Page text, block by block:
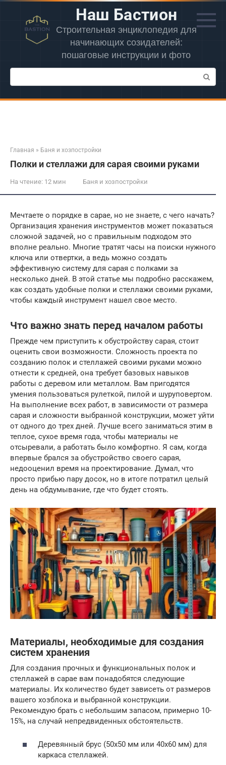
Перейти
контенту
Наш Бастион
Строительная энциклопедия для
начинающих созидателей:
пошаговые инструкции и фото
Поиск:
Главная » Баня и хозпостройки
Полки и стеллажи для сарая своими руками
На чтение: 12 мин Баня и хозпостройки
Мечтаете о порядке в сарае, но не знаете, с чего начать?
Организация хранения инструментов может показаться
сложной задачей, но с правильным подходом это
вполне реально. Многие тратят часы на поиски нужного
ключа или отвертки, а ведь можно создать
эффективную систему для сарая с полками за
несколько дней. В этой статье мы подробно расскажем,
как создать удобные полки и стеллажи своими руками,
чтобы каждый инструмент нашел свое место.
Что важно знать перед началом работы
Прежде чем приступить к обустройству сарая, стоит
оценить свои возможности. Сложность проекта по
созданию полок и стеллажей своими руками можно
отнести к средней, она требует базовых навыков
работы с деревом или металлом. Вам пригодятся
умения пользоваться рулеткой, пилой и шуруповертом.
На выполнение всех работ, в зависимости от размера
сарая и сложности выбранной конструкции, может уйти
от одного до трех дней. Лучше всего заниматься этим в
теплое, сухое время года, чтобы материалы не
отсыревали, а работать было комфортно. Я сам, когда
впервые брался за обустройство своего сарая,
недооценил время на проектирование. Думал, что
просто прибью пару досок, но в итоге потратил целый
день на обдумывание, где что будет стоять.
Материалы, необходимые для создания
систем хранения
Для создания прочных и функциональных полок и
стеллажей в сарае вам понадобятся следующие
материалы. Их количество будет зависеть от размеров
вашего хозблока и выбранной конструкции.
Рекомендую брать с небольшим запасом, примерно 10-
15%, на случай непредвиденных обстоятельств.
Деревянный брус (50х50 мм или 40х60 мм) для
каркаса стеллажей.